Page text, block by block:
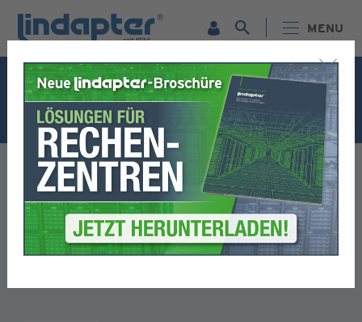
MENU
Abonnieren Sie jetzt unseren
kostenlosen Newsletter!
Unsere Newsletter informieren Sie über neue Produkte,
Veranstaltungen, Schulungsangebote, Sonderaktionen
und technische Highlights – lassen Sie sich diese
Informationen direkt an Ihren Posteingang senden, damit